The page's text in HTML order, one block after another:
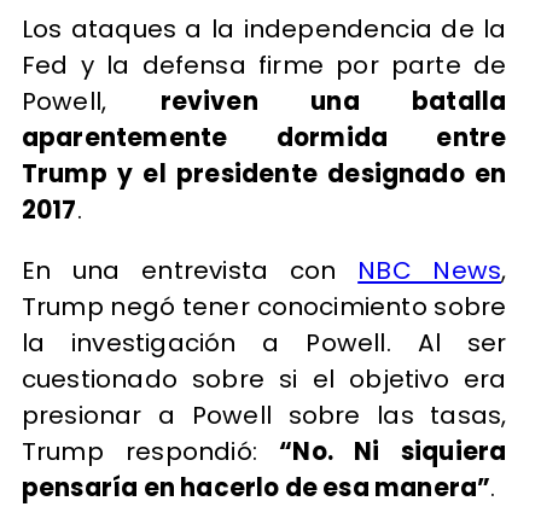
Los ataques a la independencia de la
Fed y la defensa firme por parte de
Powell, reviven una batalla
aparentemente dormida entre
Trump y el presidente designado en
2017.
En una entrevista con NBC News,
Trump negó tener conocimiento sobre
la investigación a Powell. Al ser
cuestionado sobre si el objetivo era
presionar a Powell sobre las tasas,
Trump respondió: “No. Ni siquiera
pensaría en hacerlo de esa manera”.